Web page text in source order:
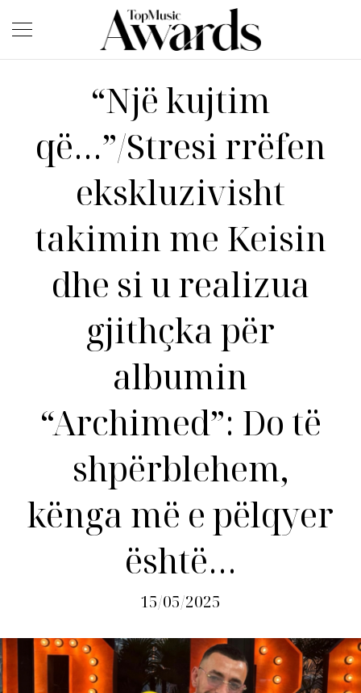
“Një kujtim
që…”/Stresi rrëfen
ekskluzivisht
takimin me Keisin
dhe si u realizua
gjithçka për
albumin
“Archimed”: Do të
shpërblehem,
kënga më e pëlqyer
është…
15/05/2025